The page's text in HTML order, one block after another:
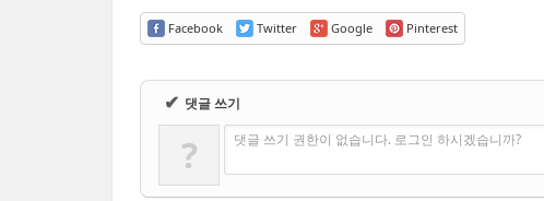
Facebook Twitter Google Pinterest
✔ 댓글 쓰기
? 댓글 쓰기 권한이 없습니다. 로그인 하시겠습니까?